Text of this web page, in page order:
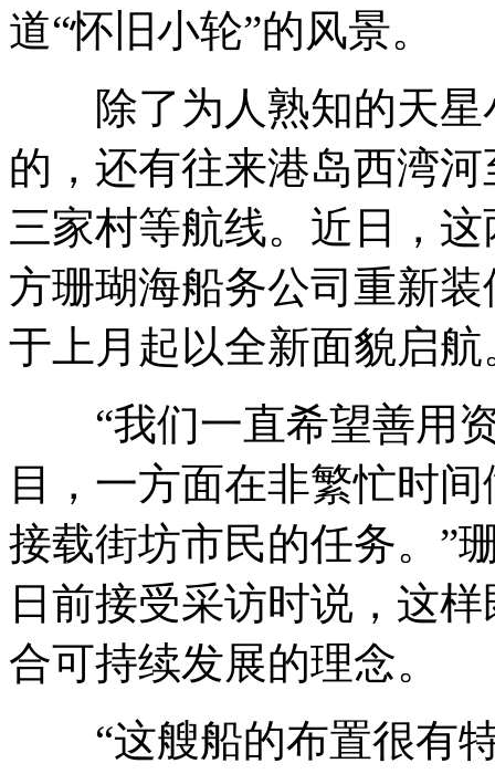
道“怀旧小轮”的风景。
除了为人熟知的天星
的，还有往来港岛西湾
三家村等航线。近日，
方珊瑚海船务公司重新
于上月起以全新面貌启航
“我们一直希望善用资
目，一方面在非繁忙时
接载街坊市民的任务。”
日前接受采访时说，这
合可持续发展的理念。
“这艘船的布置很有特